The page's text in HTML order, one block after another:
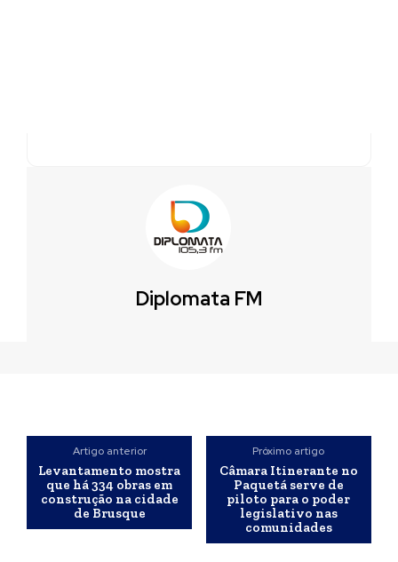
Diplomata FM
Artigo anterior
Levantamento mostra
que há 334 obras em
construção na cidade
de Brusque
Próximo artigo
Câmara Itinerante no
Paquetá serve de
piloto para o poder
legislativo nas
comunidades